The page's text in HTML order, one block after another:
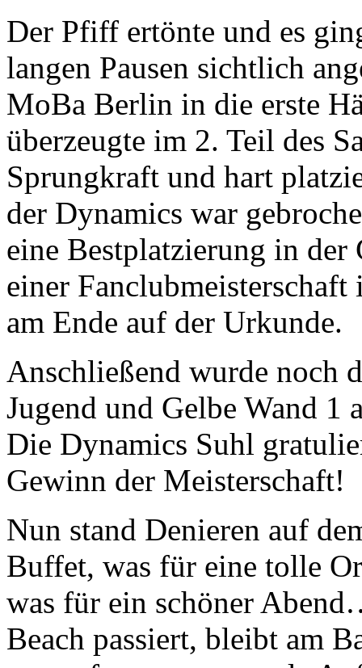
Der Pfiff ertönte und es
langen Pausen sichtlich
MoBa Berlin in die erste
überzeugte im 2. Teil des
Sprungkraft und hart
der Dynamics war
eine Bestplatzierung in der
einer
am Ende auf der Urkunde.
Anschließend wurde noch
Jugend und Gelbe Wand 1
Die Dynamics Suhl
Gewinn der Meisterschaft!
Nun stand Denieren auf
Buffet, was für eine tolle
was für ein schöner
Beach passiert, bleibt am